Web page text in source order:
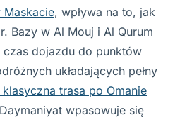
Maskacie, wpływa na to, jak
Bazy w Al Mouj i Al Qurum
dojazdu do punktów
układających pełny
trasa po Omanie
wpasowuje się